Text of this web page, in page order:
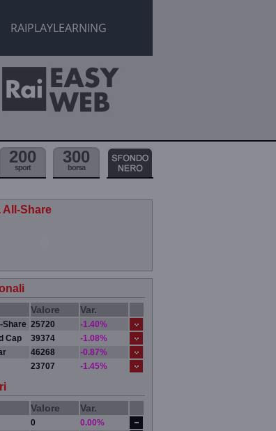
RAIPLAYLEARNING
200
sport
300
borsa
All-Share
Valore Var.
Share 25720
-1.40%
Cap
39374
-1.08%
46268
-0.87%
23707 -1.45%
Valore Var.
0
0.00%